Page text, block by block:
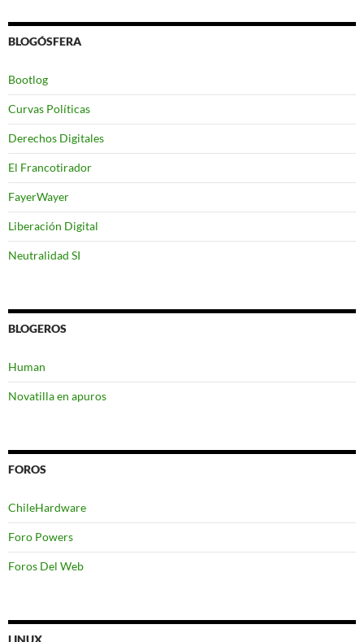
BLOGÓSFERA
Bootlog
Curvas Políticas
Derechos Digitales
El Francotirador
FayerWayer
Liberación Digital
Neutralidad SI
BLOGEROS
Human
Novatilla en apuros
FOROS
ChileHardware
Foro Powers
Foros Del Web
LINUX